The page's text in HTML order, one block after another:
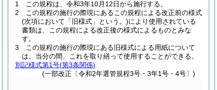
1
この規程は、令和3年10月12日から施行する。
2
この規程の施行の際現にあるこの規程による改正前の様式
(次項において「旧様式」という。)により使用されている
書類は、この規程による改正後の様式によるものとみな
す。
3
この規程の施行の際現にある旧様式による用紙について
は、当分の間、これを取り繕って使用することができる。
別記様式第1号(第3条関係)
(一部改正〔令和2年選管規程3号・3年1号・4号〕)